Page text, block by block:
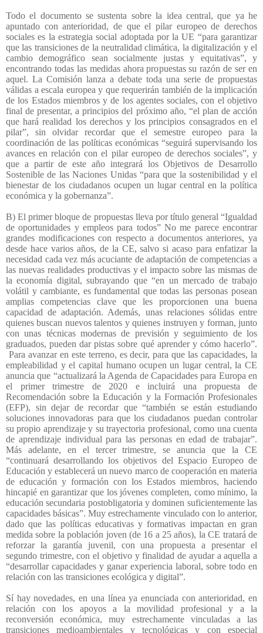
Todo el documento se sustenta sobre la idea central, que ya he
apuntado con anterioridad, de que el pilar europeo de derechos
sociales es la estrategia social adoptada por la UE “para garantizar
que las transiciones de la neutralidad climática, la digitalización y el
cambio demográfico sean socialmente justas y equitativas”, y
encontrando todas las medidas ahora propuestas su razón de ser en
aquel. La Comisión lanza a debate toda una serie de propuestas
válidas a escala europea y que requerirán también de la implicación
de los Estados miembros y de los agentes sociales, con el objetivo
final de presentar, a principios del próximo año, “el plan de acción
que hará realidad los derechos y los principios consagrados en el
pilar”, sin olvidar recordar que el semestre europeo para la
coordinación de las políticas económicas “seguirá supervisando los
avances en relación con el pilar europeo de derechos sociales”, y
que a partir de este año integrará los Objetivos de Desarrollo
Sostenible de las Naciones Unidas “para que la sostenibilidad y el
bienestar de los ciudadanos ocupen un lugar central en la política
económica y la gobernanza”.
B) El primer bloque de propuestas lleva por título general “Igualdad
de oportunidades y empleos para todos” No me parece encontrar
grandes modificaciones con respecto a documentos anteriores, ya
desde hace varios años, de la CE, salvo si acaso para enfatizar la
necesidad cada vez más acuciante de adaptación de competencias a
las nuevas realidades productivas y el impacto sobre las mismas de
la economía digital, subrayando que “en un mercado de trabajo
volátil y cambiante, es fundamental que todas las personas posean
amplias competencias clave que les proporcionen una buena
capacidad de adaptación. Además, unas relaciones sólidas entre
quienes buscan nuevos talentos y quienes instruyen y forman, junto
con unas técnicas modernas de previsión y seguimiento de los
graduados, pueden dar pistas sobre qué aprender y cómo hacerlo”.
Para avanzar en este terreno, es decir, para que las capacidades, la
empleabilidad y el capital humano ocupen un lugar central, la CE
anuncia que “actualizará la Agenda de Capacidades para Europa en
el primer trimestre de 2020 e incluirá una propuesta de
Recomendación sobre la Educación y la Formación Profesionales
(EFP), sin dejar de recordar que “también se están estudiando
soluciones innovadoras para que los ciudadanos puedan controlar
su propio aprendizaje y su trayectoria profesional, como una cuenta
de aprendizaje individual para las personas en edad de trabajar”.
Más adelante, en el tercer trimestre, se anuncia que la CE
“continuará desarrollando los objetivos del Espacio Europeo de
Educación y establecerá un nuevo marco de cooperación en materia
de educación y formación con los Estados miembros, haciendo
hincapié en garantizar que los jóvenes completen, como mínimo, la
educación secundaria postobligatoria y dominen suficientemente las
capacidades básicas”. Muy estrechamente vinculado con lo anterior,
dado que las políticas educativas y formativas impactan en gran
medida sobre la población joven (de 16 a 25 años), la CE tratará de
reforzar la garantía juvenil, con una propuesta a presentar el
segundo trimestre, con el objetivo y finalidad de ayudar a aquella a
“desarrollar capacidades y ganar experiencia laboral, sobre todo en
relación con las transiciones ecológica y digital”.
Sí hay novedades, en una línea ya enunciada con anterioridad, en
relación con los apoyos a la movilidad profesional y a la
reconversión económica, muy estrechamente vinculadas a las
transiciones medioambientales y tecnológicas y con especial